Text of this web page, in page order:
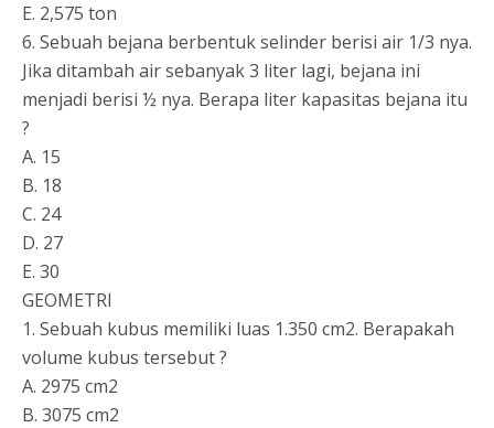
E. 2,575 ton
6. Sebuah bejana berbentuk selinder berisi air 1/3 nya.
Jika ditambah air sebanyak 3 liter lagi, bejana ini
menjadi berisi ½ nya. Berapa liter kapasitas bejana itu
?
A. 15
B. 18
C. 24
D. 27
E. 30
GEOMETRI
1. Sebuah kubus memiliki luas 1.350 cm2. Berapakah
volume kubus tersebut ?
A. 2975 cm2
B. 3075 cm2